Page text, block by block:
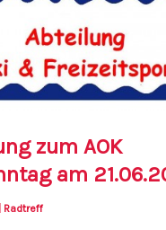
zum AOK
am
Radtreff